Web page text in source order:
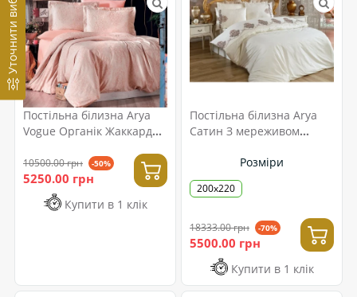
Уточнити вибір
Постільна білизна Arya
Vogue Органік Жаккард
10500.00 грн -50%
5250.00 грн
Купити в 1 клік
Постільна білизна Arya
Сатин З мереживом
Розміри
200x220
18333.00 грн -70%
5500.00 грн
Купити в 1 клік